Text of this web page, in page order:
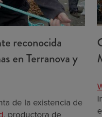
reconocida
en Terranova y
de la existencia de
, productora de